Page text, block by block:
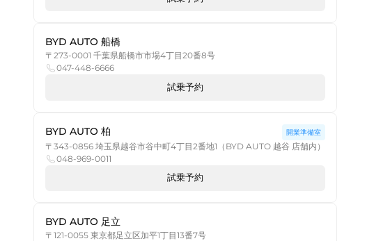
BYD AUTO 船橋
〒273-0001 千葉県船橋市市場4丁目20番8号
047-448-6666
試乗予約
BYD AUTO 柏 開業準備室
〒343-0856 埼玉県越谷市谷中町4丁目2番地1（BYD AUTO 越谷 店舗内）
048-969-0011
試乗予約
BYD AUTO 足立
〒121-0055 東京都足立区加平1丁目13番7号